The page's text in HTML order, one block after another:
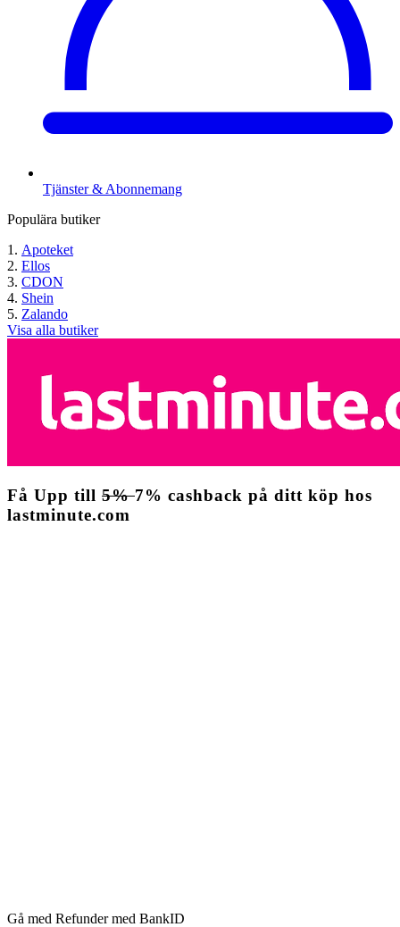
Tjänster & Abonnemang
Populära butiker
Apoteket
Ellos
CDON
Shein
Zalando
Visa alla butiker
Få Upp till 5%7% cashback på ditt köp hos
lastminute.com
Gå med Refunder med BankID